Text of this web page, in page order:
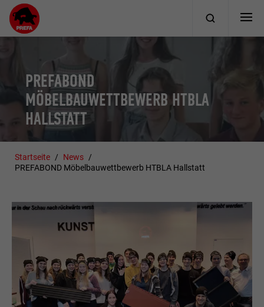
PREFABOND
MÖBELBAUWETTBEWERB HTBLA
HALLSTATT
Startseite
News
PREFABOND Möbelbauwettbewerb HTBLA Hallstatt